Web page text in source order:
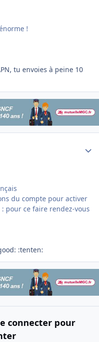
!
tu envoies à peine 10
du compte pour activer
pour ce faire rendez-vous
:tenten:
connecter pour